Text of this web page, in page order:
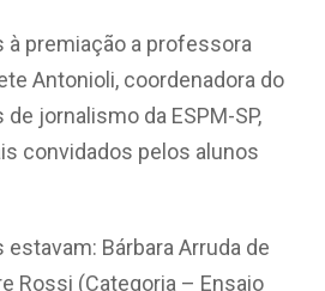
premiação a professora
Antonioli, coordenadora do
jornalismo da ESPM-SP,
convidados pelos alunos
Bárbara Arruda de
Rossi (Categoria – Ensaio